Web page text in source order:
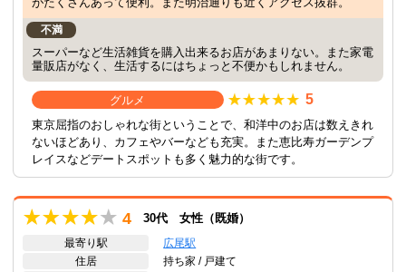
不満
スーパーなど生活雑貨を購入出来るお店があまりない。また家電
量販店がなく、生活するにはちょっと不便かもしれません。
グルメ 5
東京屈指のおしゃれな街ということで、和洋中のお店は数えきれ
ないほどあり、カフェやバーなども充実。また恵比寿ガーデンプ
レイスなどデートスポットも多く魅力的な街です。
4 30代 女性（既婚）
最寄り駅
広尾駅
住居
持ち家 / 戸建て